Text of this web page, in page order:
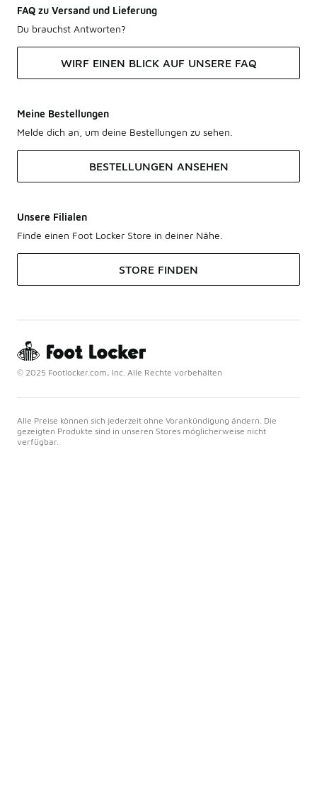
FAQ zu Versand und Lieferung
Du brauchst Antworten?
WIRF EINEN BLICK AUF UNSERE FAQ
Meine Bestellungen
Melde dich an, um deine Bestellungen zu sehen.
BESTELLUNGEN ANSEHEN
Unsere Filialen
Finde einen Foot Locker Store in deiner Nähe.
STORE FINDEN
© 2025 Footlocker.com, Inc. Alle Rechte vorbehalten
Alle Preise können sich jederzeit ohne Vorankündigung ändern. Die
gezeigten Produkte sind in unseren Stores möglicherweise nicht
verfügbar.